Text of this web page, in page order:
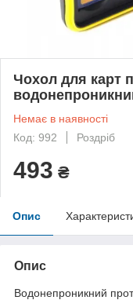
Чохол для карт
Немає в наявності
Код: 992
Роздріб
493 ₴
Опис
Опис
Водонепроникний